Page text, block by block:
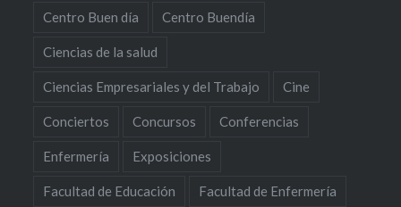
Centro Buen día Centro Buendía
Ciencias de la salud
Ciencias Empresariales y del Trabajo Cine
Conciertos Concursos Conferencias
Enfermería Exposiciones
Facultad de Educación Facultad de Enfermería